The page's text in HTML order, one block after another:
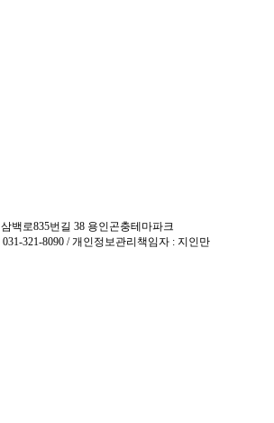
백로835번길 38 용인곤충테마파크
321-8090 / 개인정보관리책임자 : 지인만